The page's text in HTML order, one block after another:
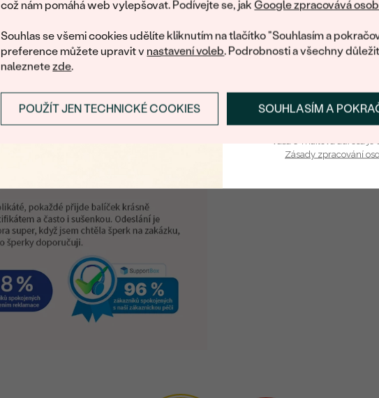
což nám pomáhá web vylepšovat. Podívejte se, jakGoogle zpracovává
Souhlas se všemi cookies udělíte kliknutím na tlačítko "Souhlasím a
preference můžete upravit v nastavení voleb. Podrobnosti a všechny
naleznetezde.
SOUHLASÍM A
POUŽÍT JEN TECHNICKÉ COOKIES
zašleme slevový kód
PŘIHLÁSIT SE A
Zásady zpracování